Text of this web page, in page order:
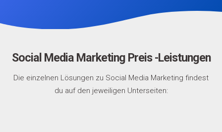
Social Media Marketing Preis -Leistungen
Die einzelnen Lösungen zu Social Media Marketing findest
du auf den jeweiligen Unterseiten: